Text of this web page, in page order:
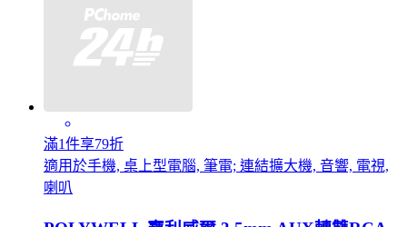
滿1件享79折
適用於手機, 桌上型電腦, 筆電; 連結擴大機, 音響, 電視,
喇叭